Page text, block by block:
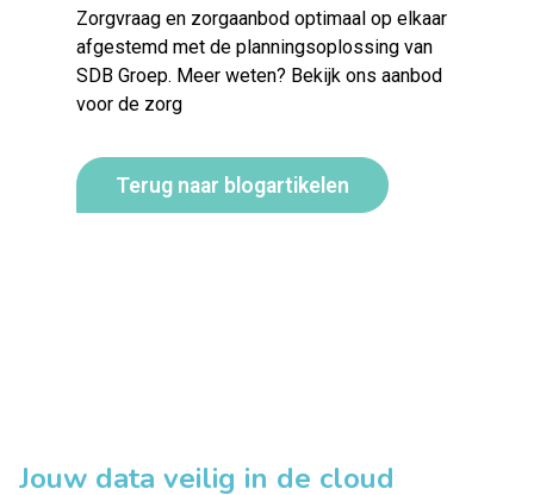
Zorgvraag en zorgaanbod optimaal op elkaar
afgestemd met de planningsoplossing van
SDB Groep. Meer weten? Bekijk ons aanbod
voor de zorg
Terug naar blogartikelen
Jouw data veilig in de cloud